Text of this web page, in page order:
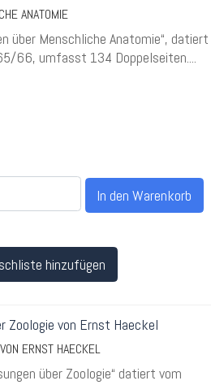
ANATOMIE
über Menschliche Anatomie“, datiert
66, umfasst 134 Doppelseiten....
hinzufügen
ERNST HAECKEL
über Zoologie“ datiert vom